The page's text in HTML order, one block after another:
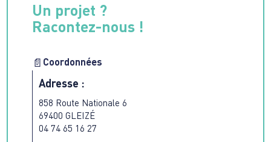
Un projet ?
Racontez-nous !
📄 Coordonnées
Adresse :
858 Route Nationale 6
69400 GLEIZÉ
04 74 65 16 27